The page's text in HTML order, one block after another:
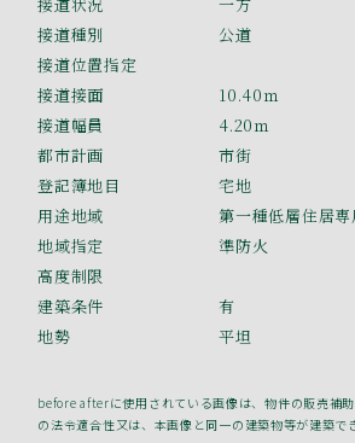
接道種別
公道
接道位置指定
接道接面
10.40ｍ
接道幅員
4.20ｍ
都市計画
市街
登記簿地目
宅地
用途地域
第一種低層住居専
地域指定
準防火
高度制限
建築条件
有
地勢
平坦
before afterに使用されている画像は、物件の販売補
の法令適合性又は、本画像と同一の建築物等が建築で